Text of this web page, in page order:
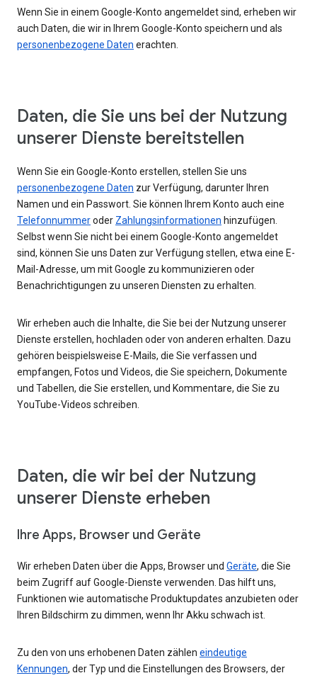
Wenn Sie in einem Google-Konto angemeldet sind, erheben wir
auch Daten, die wir in Ihrem Google-Konto speichern und als
personenbezogene Daten erachten.
Daten, die Sie uns bei der Nutzung
unserer Dienste bereitstellen
Wenn Sie ein Google-Konto erstellen, stellen Sie uns
personenbezogene Daten zur Verfügung, darunter Ihren
Namen und ein Passwort. Sie können Ihrem Konto auch eine
Telefonnummeroder Zahlungsinformationen hinzufügen.
Selbst wenn Sie nicht bei einem Google-Konto angemeldet
sind, können Sie uns Daten zur Verfügung stellen, etwa eine E-
Mail-Adresse, um mit Google zu kommunizieren oder
Benachrichtigungen zu unseren Diensten zu erhalten.
Wir erheben auch die Inhalte, die Sie bei der Nutzung unserer
Dienste erstellen, hochladen oder von anderen erhalten. Dazu
gehören beispielsweise E-Mails, die Sie verfassen und
empfangen, Fotos und Videos, die Sie speichern, Dokumente
und Tabellen, die Sie erstellen, und Kommentare, die Sie zu
YouTube-Videos schreiben.
Daten, die wir bei der Nutzung
unserer Dienste erheben
Ihre Apps, Browser und Geräte
Wir erheben Daten über die Apps, Browser und Geräte, die Sie
beim Zugriff auf Google-Dienste verwenden. Das hilft uns,
Funktionen wie automatische Produktupdates anzubieten oder
Ihren Bildschirm zu dimmen, wenn Ihr Akku schwach ist.
Zu den von uns erhobenen Daten zählen eindeutige
Kennungen, der Typ und die Einstellungen des Browsers, der